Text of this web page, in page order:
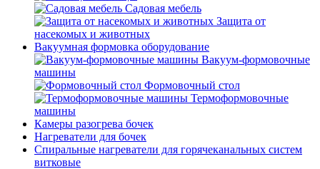
Садовая мебель
Защита от
насекомых и животных
Вакуумная формовка оборудование
Вакуум-формовочные
машины
Формовочный стол
Термоформовочные
машины
Камеры разогрева бочек
Нагреватели для бочек
Спиральные нагреватели для горячеканальных систем
витковые